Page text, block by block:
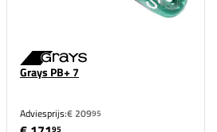
Grays PB+ 7
Adviesprijs:€ 20995
95